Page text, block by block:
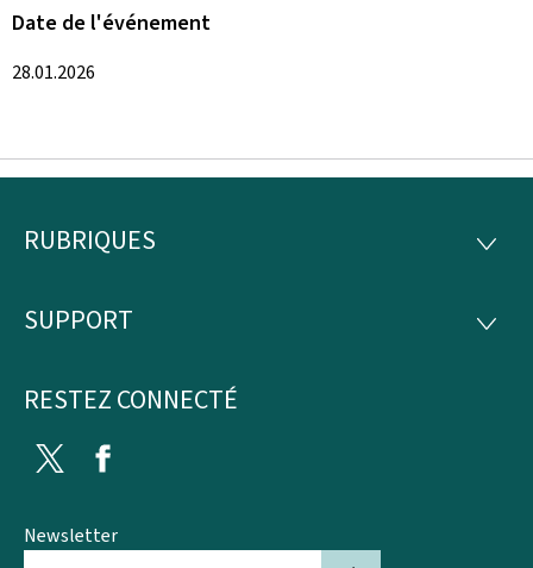
Date de l'événement
28.01.2026
Pied
page
RUBRIQUES
SUPPORT
RESTEZ CONNECTÉ
Twitter
Newsletter